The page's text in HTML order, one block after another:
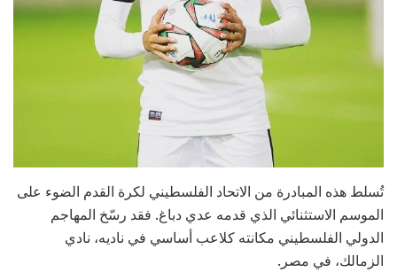
تُسلط هذه المبادرة من الاتحاد الفلسطيني لكرة القدم الضوء على
الموسم الاستثنائي الذي قدمه عدي دباغ. فقد رسّخ المهاجم
الدولي الفلسطيني مكانته كلاعب أساسي في ناديه، نادي
الزمالك، في مصر.